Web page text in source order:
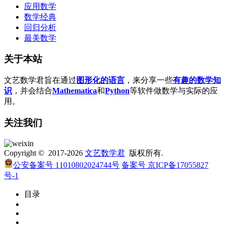
应用数学
数学经典
回归分析
最美数学
关于本站
文艺数学君旨在通过 图形化的语言 ，来分享一些有趣的数学知
识 ，并会结合Mathematica和Python等软件做数学与实际的应
用。
关注我们
Copyright © 2017-2026 文艺数学君 版权所有.
公安备案号 11010802024744号 备案号 京ICP备17055827
号-1
目录